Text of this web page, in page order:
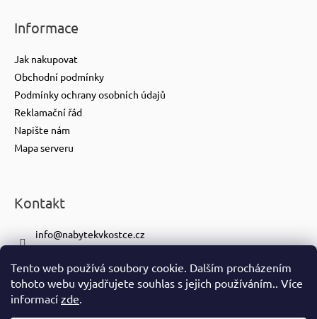
Tento web používá soubory cookie. Dalším procházením
tohoto webu vyjadřujete souhlas s jejich používáním.. Více
informací zde.
Informace
Jak nakupovat
Obchodní podmínky
Podmínky ochrany osobních údajů
Reklamační řád
Napište nám
Mapa serveru
Kontakt
info@nabytekvkostce.cz
+420 601 116 371
https://www.facebook.com/nabytekvkostce.cz/
nabytek_v_kostce